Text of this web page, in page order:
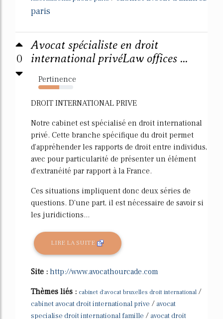
paris
0
Avocat spécialiste en droit
international privéLaw offices ...
Pertinence
60%
DROIT INTERNATIONAL PRIVE
Notre cabinet est spécialisé en droit international
privé. Cette branche spécifique du droit permet
d'appréhender les rapports de droit entre individus,
avec pour particularité de présenter un élément
d'extranéité par rapport à la France.
Ces situations impliquent donc deux séries de
questions. D'une part, il est nécessaire de savoir si
les juridictions...
LIRE LA SUITE
Site : http://www.avocathourcade.com
Thèmes liés : cabinet d'avocat bruxelles droit international /
cabinet avocat droit international prive / avocat
specialise droit international famille / avocat droit